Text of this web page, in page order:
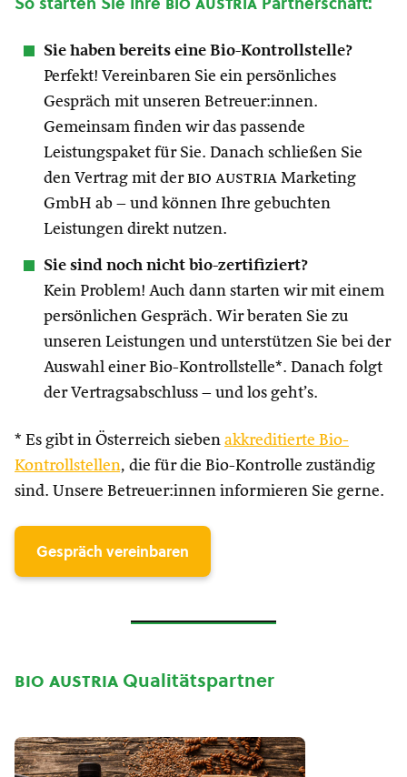
Sie haben bereits eine Bio-Kontrollstelle?
Perfekt! Vereinbaren Sie ein persönliches
Gespräch mit unseren Betreuer:innen.
Gemeinsam finden wir das passende
Leistungspaket für Sie. Danach schließen Sie
den Vertrag mit der bio austria Marketing
GmbH ab – und können Ihre gebuchten
Leistungen direkt nutzen.
Sie sind noch nicht bio-zertifiziert?
Kein Problem! Auch dann starten wir mit einem
persönlichen Gespräch. Wir beraten Sie zu
unseren Leistungen und unterstützen Sie bei der
Auswahl einer Bio-Kontrollstelle*. Danach folgt
der Vertragsabschluss – und los geht’s.
* Es gibt in Österreich sieben akkreditierte Bio-
Kontrollstellen, die für die Bio-Kontrolle zuständig
sind. Unsere Betreuer:innen informieren Sie gerne.
Gespräch vereinbaren
bio austria Qualitätspartner